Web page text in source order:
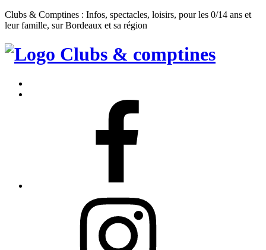
Clubs & Comptines : Infos, spectacles, loisirs, pour les 0/14 ans et
leur famille, sur Bordeaux et sa région
Clubs
Comptines